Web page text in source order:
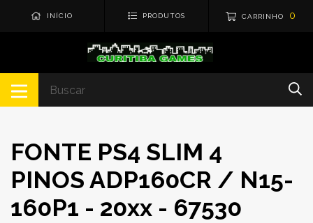
INÍCIO PRODUTOS CARRINHO 0
FONTE PS4 SLIM 4
PINOS ADP160CR / N15-
160P1 - 20xx - 67530